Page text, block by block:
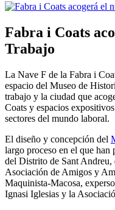
Fabra i Coats
Trabajo
La Nave F de la Fabra i
espacio del Museo de
trabajo y la ciudad que
Coats y espacios
sectores del mundo laboral.
El diseño y concepción del
largo proceso en el que
del Distrito de Sant Andreu,
Asociación de Amigos y
Maquinista-Macosa,
Ignasi Iglesias y la